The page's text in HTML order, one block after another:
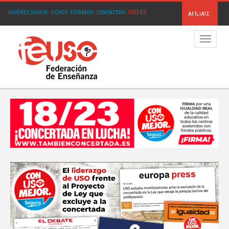
QUIÉNES SOMOS· DÓNDE ESTAMOS· CONTACTAR· USO.ES AFÍLIATE
Menú